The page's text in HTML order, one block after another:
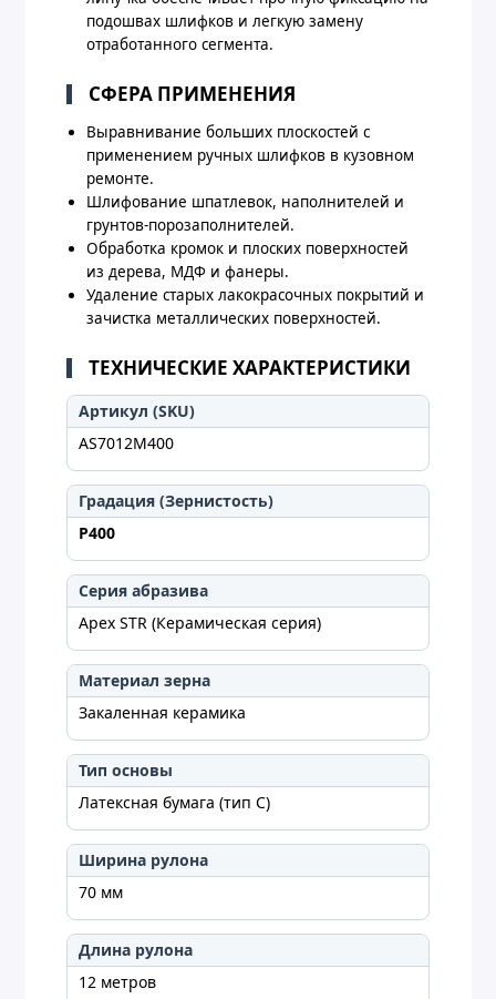
подошвах шлифков и легкую замену
отработанного сегмента.
СФЕРА ПРИМЕНЕНИЯ
Выравнивание больших плоскостей с
применением ручных шлифков в кузовном
ремонте.
Шлифование шпатлевок, наполнителей и
грунтов-порозаполнителей.
Обработка кромок и плоских поверхностей
из дерева, МДФ и фанеры.
Удаление старых лакокрасочных покрытий и
зачистка металлических поверхностей.
ТЕХНИЧЕСКИЕ ХАРАКТЕРИСТИКИ
Артикул (SKU)
AS7012M400
Градация (Зернистость)
P400
Серия абразива
Apex STR (Керамическая серия)
Материал зерна
Закаленная керамика
Тип основы
Латексная бумага (тип C)
Ширина рулона
70 мм
Длина рулона
12 метров